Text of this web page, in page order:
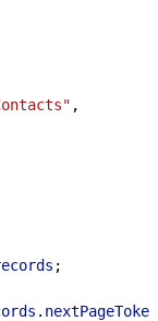
,
;
. nextPageToken